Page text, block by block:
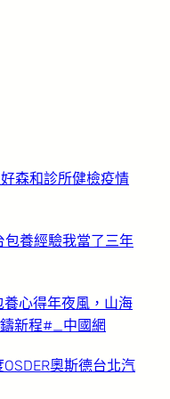
森和診所健檢疫情
養經驗我當了三年
養心得年夜風，山海
新程#_中國網
奧斯德台北汽